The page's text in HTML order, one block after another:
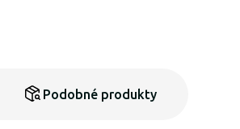
Podobné produkty